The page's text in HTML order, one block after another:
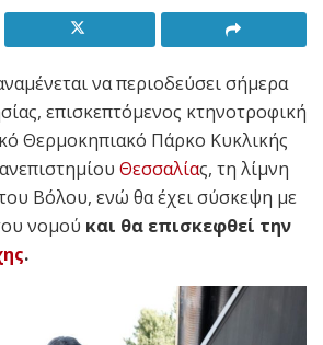
να περιοδεύσει σήμερα
επισκεπτόμενος κτηνοτροφική
Θερμοκηπιακό Πάρκο Κυκλικής
Θεσσαλίας, τη λίμνη
Βόλου, ενώ θα έχει σύσκεψη με
νομού και θα επισκεφθεί την
.